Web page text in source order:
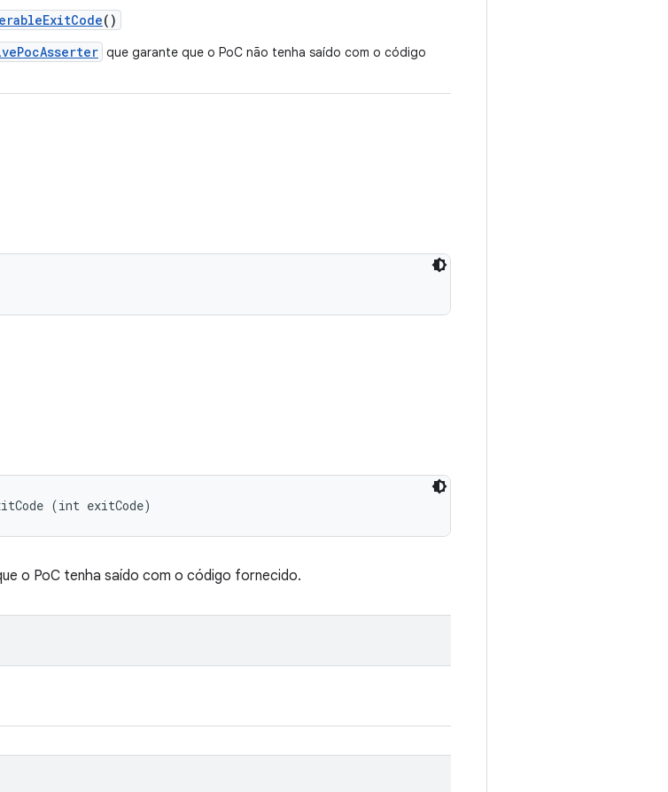
ExitCode()
que garante que o PoC não tenha saído com o código
(int exitCode)
o PoC tenha saído com o código fornecido.